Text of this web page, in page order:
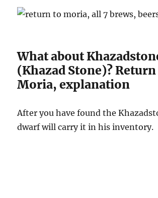
What about
(Khazad Stone)?
Moria, explanation
After you have found the
dwarf will carry it in his inventory.